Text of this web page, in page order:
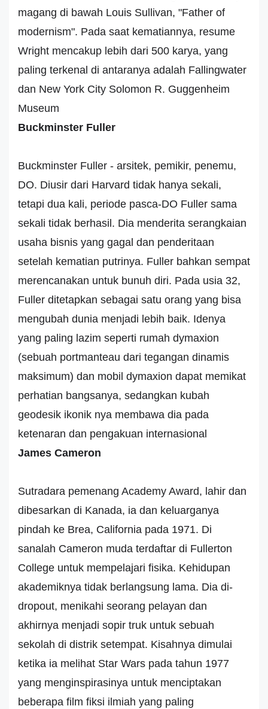
magang di bawah Louis Sullivan, "Father of
modernism". Pada saat kematiannya, resume
Wright mencakup lebih dari 500 karya, yang
paling terkenal di antaranya adalah Fallingwater
dan New York City Solomon R. Guggenheim
Museum
Buckminster Fuller
Buckminster Fuller - arsitek, pemikir, penemu,
DO. Diusir dari Harvard tidak hanya sekali,
tetapi dua kali, periode pasca-DO Fuller sama
sekali tidak berhasil. Dia menderita serangkaian
usaha bisnis yang gagal dan penderitaan
setelah kematian putrinya. Fuller bahkan sempat
merencanakan untuk bunuh diri. Pada usia 32,
Fuller ditetapkan sebagai satu orang yang bisa
mengubah dunia menjadi lebih baik. Idenya
yang paling lazim seperti rumah dymaxion
(sebuah portmanteau dari tegangan dinamis
maksimum) dan mobil dymaxion dapat memikat
perhatian bangsanya, sedangkan kubah
geodesik ikonik nya membawa dia pada
ketenaran dan pengakuan internasional
James Cameron
Sutradara pemenang Academy Award, lahir dan
dibesarkan di Kanada, ia dan keluarganya
pindah ke Brea, California pada 1971. Di
sanalah Cameron muda terdaftar di Fullerton
College untuk mempelajari fisika. Kehidupan
akademiknya tidak berlangsung lama. Dia di-
dropout, menikahi seorang pelayan dan
akhirnya menjadi sopir truk untuk sebuah
sekolah di distrik setempat. Kisahnya dimulai
ketika ia melihat Star Wars pada tahun 1977
yang menginspirasinya untuk menciptakan
beberapa film fiksi ilmiah yang paling